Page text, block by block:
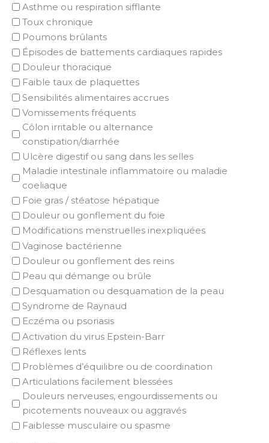
Asthme ou respiration sifflante
Toux chronique
Poumons brûlants
Épisodes de battements cardiaques rapides
Douleur thoracique
Faible taux de plaquettes
Sensibilités alimentaires accrues
Vomissements fréquents
Côlon irritable ou alternance
constipation/diarrhée
Ulcère digestif ou sang dans les selles
Maladie intestinale inflammatoire ou maladie
coeliaque
Foie gras / stéatose hépatique
Douleur ou gonflement du foie
Modifications menstruelles inexpliquées
Vaginose bactérienne
Douleur ou gonflement des reins
Peau qui démange ou brûle
Desquamation ou desquamation de la peau
Syndrome de Raynaud
Eczéma ou psoriasis
Activation du virus Epstein-Barr
Réflexes lents
Problèmes d’équilibre ou de coordination
Articulations facilement blessées
Douleurs nerveuses, engourdissements ou
picotements nouveaux ou aggravés
Faiblesse musculaire ou spasme